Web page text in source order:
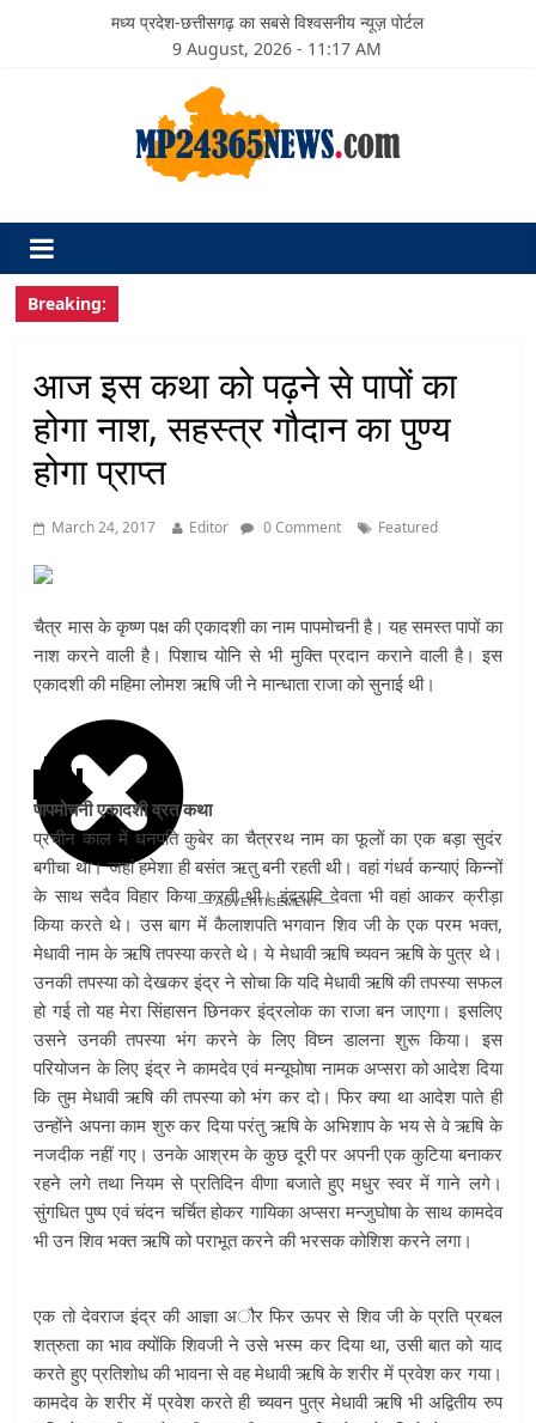
मध्य प्रदेश-छत्तीसगढ़ का सबसे विश्वसनीय न्यूज़ पोर्टल
9 August, 2026 - 11:17 AM
Breaking:
आज इस कथा को पढ़ने से पापों का
होगा नाश, सहस्त्र गौदान का पुण्य
होगा प्राप्त
March 24, 2017 Editor 0 Comment Featured
चैत्र मास के कृष्ण पक्ष की एकादशी का नाम पापमोचनी है। यह समस्त पापों का
नाश करने वाली है। पिशाच योनि से भी मुक्ति प्रदान कराने वाली है। इस
एकादशी की महिमा लोमश ऋषि जी ने मान्धाता राजा को सुनाई थी।
–– ADVERTISEMENT ––
पापमोचनी एकादशी व्रत कथा
प्रचीन काल में धनपति कुबेर का चैत्ररथ नाम का फूलों का एक बड़ा सुदंर
बगीचा था। जहां हमेशा ही बसंत ऋतु बनी रहती थी। वहां गंधर्व कन्याएं किन्नों
के साथ सदैव विहार किया करती थी। इंद्रादि देवता भी वहां आकर क्रीड़ा
किया करते थे। उस बाग में कैलाशपति भगवान शिव जी के एक परम भक्त,
मेधावी नाम के ऋषि तपस्या करते थे। ये मेधावी ऋषि च्यवन ऋषि के पुत्र थे।
उनकी तपस्या को देखकर इंद्र ने सोचा कि यदि मेधावी ऋषि की तपस्या सफल
हो गई तो यह मेरा सिंहासन छिनकर इंद्रलोक का राजा बन जाएगा। इसलिए
उसने उनकी तपस्या भंग करने के लिए विघ्न डालना शुरू किया। इस
परियोजन के लिए इंद्र ने कामदेव एवं मन्यूघोषा नामक अप्सरा को आदेश दिया
कि तुम मेधावी ऋषि की तपस्या को भंग कर दो। फिर क्या था आदेश पाते ही
उन्होंने अपना काम शुरु कर दिया परंतु ऋषि के अभिशाप के भय से वे ऋषि के
नजदीक नहीं गए। उनके आश्रम के कुछ दूरी पर अपनी एक कुटिया बनाकर
रहने लगे तथा नियम से प्रतिदिन वीणा बजाते हुए मधुर स्वर में गाने लगे।
सुंगधित पुष्प एवं चंदन चर्चित होकर गायिका अप्सरा मन्जुघोषा के साथ कामदेव
भी उन शिव भक्त ऋषि को पराभूत करने की भरसक कोशिश करने लगा।
एक तो देवराज इंद्र की आज्ञा अौर फिर ऊपर से शिव जी के प्रति प्रबल
शत्रुता का भाव क्योंकि शिवजी ने उसे भस्म कर दिया था, उसी बात को याद
करते हुए प्रतिशोध की भावना से वह मेधावी ऋषि के शरीर में प्रवेश कर गया।
कामदेव के शरीर में प्रवेश करते ही च्यवन पुत्र मेधावी ऋषि भी अद्वितीय रुप